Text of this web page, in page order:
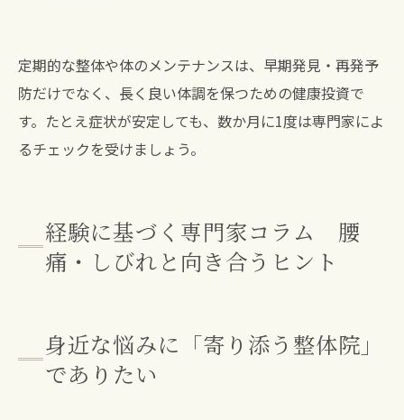
定期的な整体や体のメンテナンスは、早期発見・再発予
防だけでなく、長く良い体調を保つための健康投資で
す。たとえ症状が安定しても、数か月に1度は専門家によ
るチェックを受けましょう。
経験に基づく専門家コラム 腰
痛・しびれと向き合うヒント
身近な悩みに「寄り添う整体院」
でありたい